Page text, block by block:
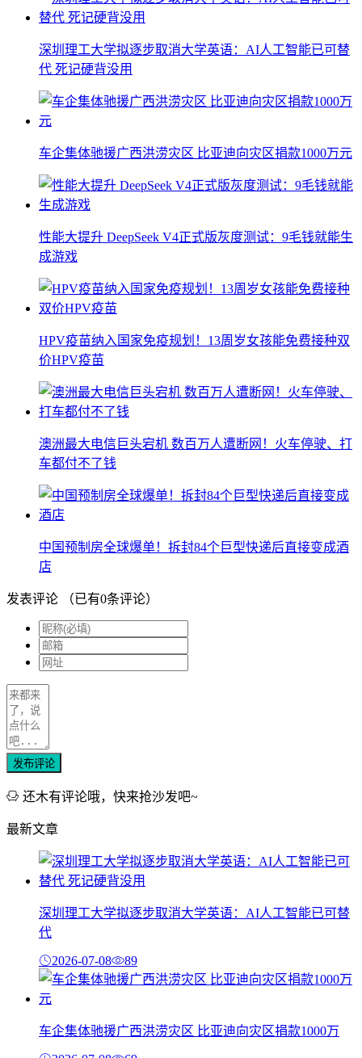
深圳理工大学拟逐步取消大学英语：AI人工智能已可替
代 死记硬背没用
车企集体驰援广西洪涝灾区 比亚迪向灾区捐款1000万元
性能大提升 DeepSeek V4正式版灰度测试：9毛钱就能生
成游戏
HPV疫苗纳入国家免疫规划！13周岁女孩能免费接种双
价HPV疫苗
澳洲最大电信巨头宕机 数百万人遭断网！火车停驶、打
车都付不了钱
中国预制房全球爆单！拆封84个巨型快递后直接变成酒
店
发表评论 （已有0条评论）
发布评论
还木有评论哦，快来抢沙发吧~
最新文章
深圳理工大学拟逐步取消大学英语：AI人工智能已可替
代
2026-07-08 89
车企集体驰援广西洪涝灾区 比亚迪向灾区捐款1000万